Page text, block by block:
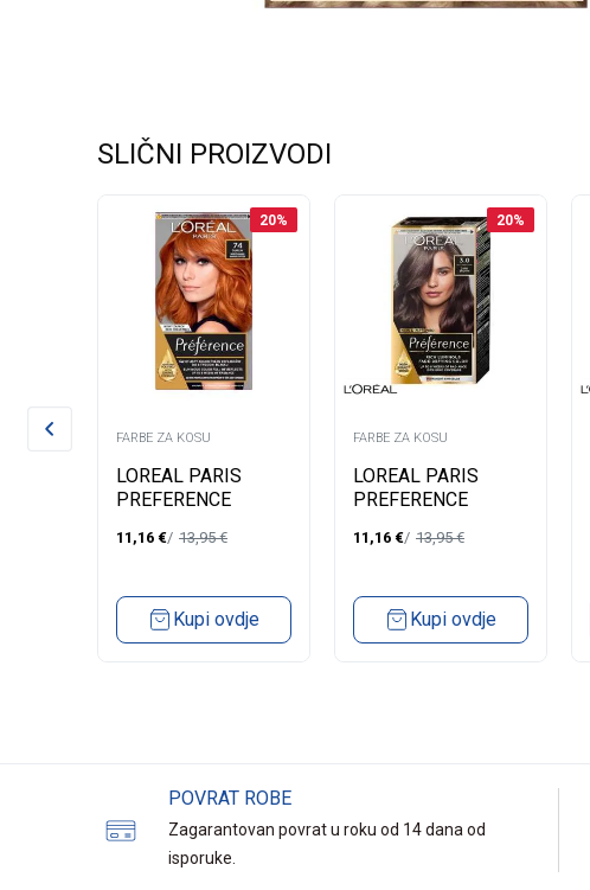
SLIČNI PROIZVODI
20%
FARBE ZA KOSU
LOREAL PARIS
PREFERENCE
MANGO INTENSE
11,16 € 13,95€
Kupi ovdje
20%
FARBE ZA KOSU
LOREAL PARIS
PREFERENCE
BRASILIA DARK
11,16 € 13,95€
Kupi ovdje
POVRAT ROBE
Zagarantovan povrat u roku od 14 dana od
isporuke.